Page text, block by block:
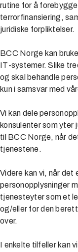
rutine for å
terrorfinansiering,
juridiske forpliktelser.
BCC Norge kan
IT-systemer. Slike
og skal behandle
kun i samsvar med
Vi kan dele
konsulenter som yter
til BCC Norge, når
tjenestene.
Videre kan vi, når det
personopplysninger
tjenesteyter som et
og/eller for den
over.
I enkelte tilfeller kan